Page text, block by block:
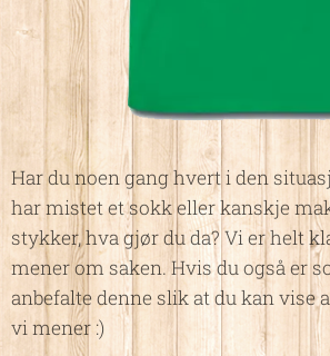
Har du noen gang hvert i den
har mistet et sokk eller kanskje
stykker, hva gjør du da? Vi er helt
mener om saken. Hvis du også er
anbefalte denne slik at du kan vise
vi mener :)